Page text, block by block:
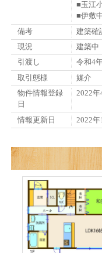
■玉江
■伊敷
備考
建築
現況
建築中
引渡し
令和4
取引態様
媒介
物件情報登録
日
2022年
情報更新日 2022年